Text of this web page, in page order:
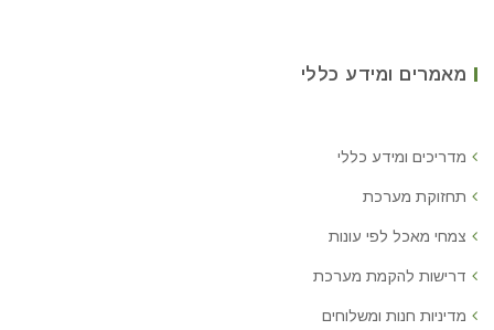
מאמרים ומידע כללי
מדריכים ומידע כללי
תחזוקת מערכת
צמחי מאכל לפי עונות
דרישות להקמת מערכת
מדיניות חנות ומשלוחים